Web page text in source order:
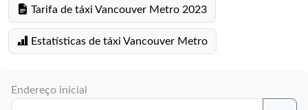
Tarifa de táxi Vancouver Metro 2023
Estatísticas de táxi Vancouver Metro
Endereço inicial